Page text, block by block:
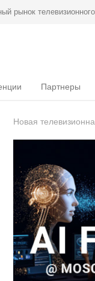
рынок
Партнеры
Новая